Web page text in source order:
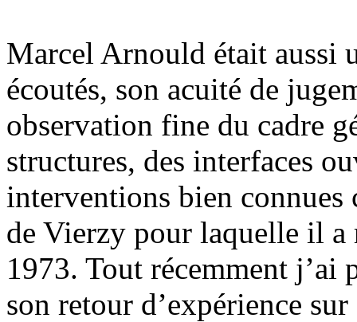
Marcel Arnould était aussi
écoutés, son acuité de
observation fine du cadre
structures, des interfaces
interventions bien connues
de Vierzy pour laquelle il
1973. Tout récemment
son retour d’expérience